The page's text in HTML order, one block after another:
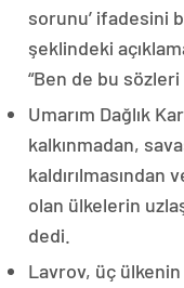
sorunu’ ifadesini
şeklindeki
“Ben de bu sözleri
Umarım Dağlık
kalkınmadan,
olan ülkelerin
dedi.
Lavrov, üç ülkenin